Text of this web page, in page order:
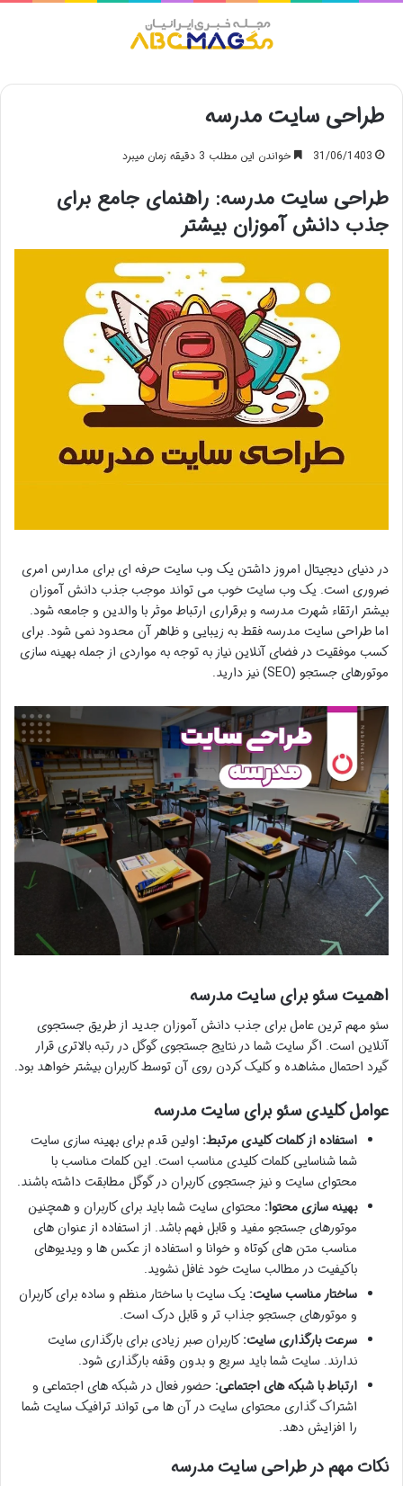
طراحی سایت مدرسه
31/06/1403 خواندن این مطلب 3 دقیقه زمان میبرد
طراحی سایت مدرسه: راهنمای جامع برای
جذب دانش آموزان بیشتر
در دنیای دیجیتال امروز داشتن یک وب سایت حرفه ای برای مدارس امری
ضروری است. یک وب سایت خوب می تواند موجب جذب دانش آموزان
بیشتر ارتقاء شهرت مدرسه و برقراری ارتباط موثر با والدین و جامعه شود.
اما طراحی سایت مدرسه فقط به زیبایی و ظاهر آن محدود نمی شود. برای
کسب موفقیت در فضای آنلاین نیاز به توجه به مواردی از جمله بهینه سازی
موتورهای جستجو (SEO) نیز دارید.
اهمیت سئو برای سایت مدرسه
سئو مهم ترین عامل برای جذب دانش آموزان جدید از طریق جستجوی
آنلاین است. اگر سایت شما در نتایج جستجوی گوگل در رتبه بالاتری قرار
گیرد احتمال مشاهده و کلیک کردن روی آن توسط کاربران بیشتر خواهد بود.
عوامل کلیدی سئو برای سایت مدرسه
استفاده از کلمات کلیدی مرتبط: اولین قدم برای بهینه سازی سایت
شما شناسایی کلمات کلیدی مناسب است. این کلمات مناسب با
محتوای سایت و نیز جستجوی کاربران در گوگل مطابقت داشته باشند.
بهینه سازی محتوا: محتوای سایت شما باید برای کاربران و همچنین
موتورهای جستجو مفید و قابل فهم باشد. از استفاده از عنوان های
مناسب متن های کوتاه و خوانا و استفاده از عکس ها و ویدیوهای
باکیفیت در مطالب سایت خود غافل نشوید.
ساختار مناسب سایت: یک سایت با ساختار منظم و ساده برای کاربران
و موتورهای جستجو جذاب تر و قابل درک است.
سرعت بارگذاری سایت:کاربران صبر زیادی برای بارگذاری سایت
ندارند. سایت شما باید سریع و بدون وقفه بارگذاری شود.
ارتباط با شبکه های اجتماعی: حضور فعال در شبکه های اجتماعی و
اشتراک گذاری محتوای سایت در آن ها می تواند ترافیک سایت شما
را افزایش دهد.
نکات مهم در طراحی سایت مدرسه